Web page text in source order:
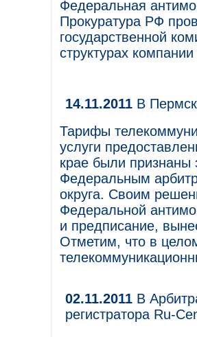
Федеральная
Прокуратура РФ
государственной
структурах
14.11.2011 В
Тарифы
услуги
крае были признаны
Федеральным
округа. Своим
Федеральной
и предписание,
Отметим, что в
02.11.2011 В
регистратора Ru-